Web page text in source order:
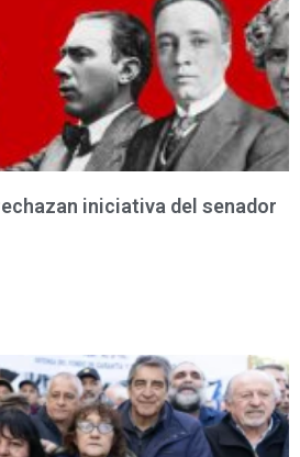
iniciativa del senador